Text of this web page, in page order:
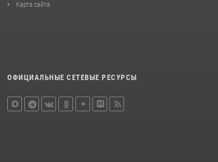
Карта сайта
ОФИЦИАЛЬНЫЕ СЕТЕВЫЕ РЕСУРСЫ